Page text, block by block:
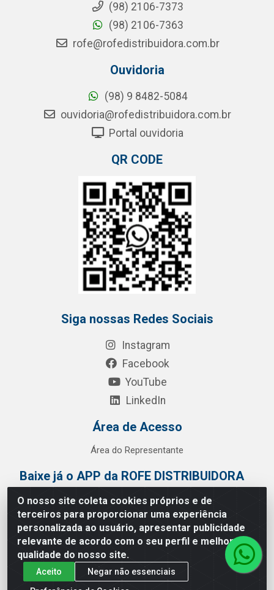
O nosso site coleta cookies próprios e de
terceiros para proporcionar uma experiência
personalizada ao usuário, apresentar publicidade
relevante de acordo com o seu perfil e melhorar a
qualidade do nosso site.
Aceito
Negar não essenciais
(98) 2106-7373
(98) 2106-7363
rofe@rofedistribuidora.com.br
Ouvidoria
(98) 9 8482-5084
ouvidoria@rofedistribuidora.com.br
Portal ouvidoria
QR CODE
Siga nossas Redes Sociais
Instagram
Facebook
YouTube
LinkedIn
Área de Acesso
Área do Representante
Baixe já o APP da ROFE DISTRIBUIDORA